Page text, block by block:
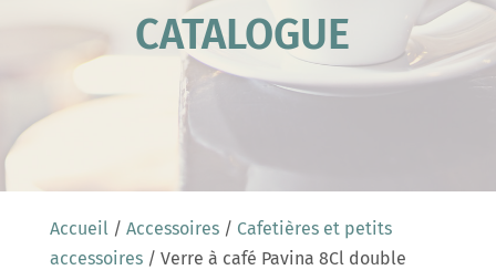
CATALOGUE
Accueil/ Accessoires/ Cafetières et petits
accessoires/ Verre à café Pavina 8Cl double